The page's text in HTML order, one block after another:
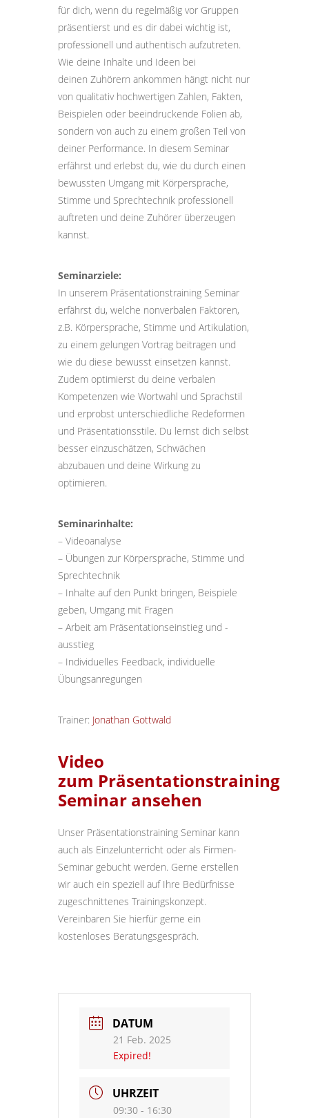
für dich, wenn du regelmäßig vor Gruppen
präsentierst und es dir dabei wichtig ist,
professionell und authentisch aufzutreten.
Wie deine Inhalte und Ideen bei
deinen Zuhörern ankommen hängt nicht nur
von qualitativ hochwertigen Zahlen, Fakten,
Beispielen oder beeindruckende Folien ab,
sondern von auch zu einem großen Teil von
deiner Performance. In diesem Seminar
erfährst und erlebst du, wie du durch einen
bewussten Umgang mit Körpersprache,
Stimme und Sprechtechnik professionell
auftreten und deine Zuhörer überzeugen
kannst.
Seminarziele:
In unserem Präsentationstraining Seminar
erfährst du, welche nonverbalen Faktoren,
z.B. Körpersprache, Stimme und Artikulation,
zu einem gelungen Vortrag beitragen und
wie du diese bewusst einsetzen kannst.
Zudem optimierst du deine verbalen
Kompetenzen wie Wortwahl und Sprachstil
und erprobst unterschiedliche Redeformen
und Präsentationsstile. Du lernst dich selbst
besser einzuschätzen, Schwächen
abzubauen und deine Wirkung zu
optimieren.
Seminarinhalte:
– Videoanalyse
– Übungen zur Körpersprache, Stimme und
Sprechtechnik
– Inhalte auf den Punkt bringen, Beispiele
geben, Umgang mit Fragen
– Arbeit am Präsentationseinstieg und -
ausstieg
– Individuelles Feedback, individuelle
Übungsanregungen
Trainer: Jonathan Gottwald
Video
zum Präsentationstraining
Seminar ansehen
Unser Präsentationstraining Seminar kann
auch als Einzelunterricht oder als Firmen-
Seminar gebucht werden. Gerne erstellen
wir auch ein speziell auf Ihre Bedürfnisse
zugeschnittenes Trainingskonzept.
Vereinbaren Sie hierfür gerne ein
kostenloses Beratungsgespräch.
DATUM
21 Feb. 2025
Expired!
UHRZEIT
09:30 - 16:30